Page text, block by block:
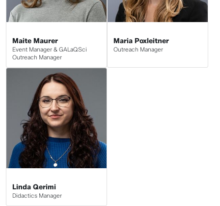
Maite Maurer
Event Manager & GALaQSci
Outreach Manager
Maria Poxleitner
Outreach Manager
Linda Qerimi
Didactics Manager